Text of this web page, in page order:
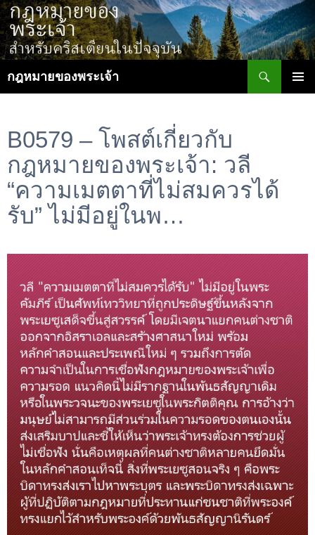
ข้าม
ไป
ยัง
กฎหมายของพระเจ้า
B0579 – โพสต์เกี่ยวกับ
กฎหมายของพระเจ้า: วลี
“ความเมตตาที่ไม่สมควรได้
รับ” ไม่มีอยู่ในพ…